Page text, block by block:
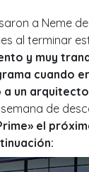
a Neme
al terminar
y muy
cuando
un
de
el